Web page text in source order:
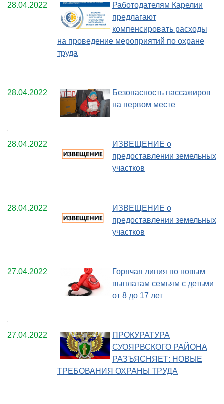
28.04.2022
Работодателям Карелии
предлагают
компенсировать расходы
на проведение мероприятий по охране
труда
28.04.2022
Безопасность пассажиров
на первом месте
28.04.2022
ИЗВЕЩЕНИЕ о
предоставлении земельных
участков
28.04.2022
ИЗВЕЩЕНИЕ о
предоставлении земельных
участков
27.04.2022
Горячая линия по новым
выплатам семьям с детьми
от 8 до 17 лет
27.04.2022
ПРОКУРАТУРА
СУОЯРВСКОГО РАЙОНА
РАЗЪЯСНЯЕТ: НОВЫЕ
ТРЕБОВАНИЯ ОХРАНЫ ТРУДА